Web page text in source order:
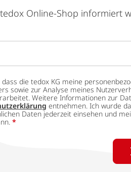
Online-Shop informiert
dass die tedox KG meine
sowie zur Analyse meines
Weitere Informationen zur
entnehmen. Ich wurde
Daten jederzeit einsehen und
*